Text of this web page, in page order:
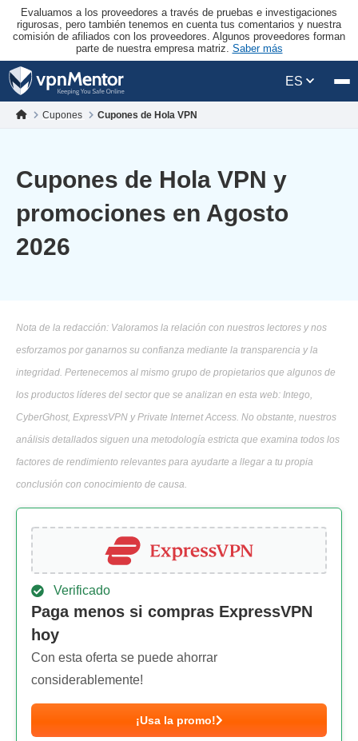
Evaluamos a los proveedores a través de pruebas e investigaciones
rigurosas, pero también tenemos en cuenta tus comentarios y nuestra
comisión de afiliados con los proveedores. Algunos proveedores forman
parte de nuestra empresa matriz. Saber más
ES
Cupones Cupones de Hola VPN
Cupones de Hola VPN y
promociones en Agosto
2026
Nota de la redacción: Valoramos la relación con nuestros lectores y nos
esforzamos por ganarnos su confianza mediante la transparencia y la
integridad. Pertenecemos al mismo grupo de propietarios que algunos de
los productos líderes del sector que se analizan en esta web: Intego,
CyberGhost, ExpressVPN y Private Internet Access. No obstante, nuestros
análisis detallados siguen una metodología estricta que examina todos los
factores de rendimiento relevantes para ayudarte a llegar a tu propia
conclusión con conocimiento de causa.
Verificado
Paga menos si compras ExpressVPN
hoy
Con esta oferta se puede ahorrar
considerablemente!
¡Usa la promo!